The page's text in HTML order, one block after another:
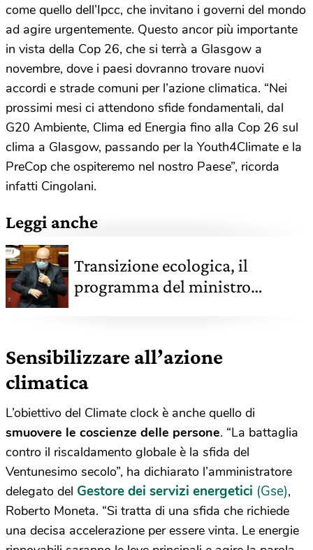
come quello dell’Ipcc, che invitano i governi del mondo
ad agire urgentemente. Questo ancor più importante
in vista della Cop 26, che si terrà a Glasgow a
novembre, dove i paesi dovranno trovare nuovi
accordi e strade comuni per l’azione climatica. “Nei
prossimi mesi ci attendono sfide fondamentali, dal
G20 Ambiente, Clima ed Energia fino alla Cop 26 sul
clima a Glasgow, passando per la Youth4Climate e la
PreCop che ospiteremo nel nostro Paese”, ricorda
infatti Cingolani.
Leggi anche
Transizione ecologica, il
programma del ministro
Sensibilizzare all’azione
climatica
L’obiettivo del Climate clock è anche quello di
smuovere le coscienze delle persone. “La battaglia
contro il riscaldamento globale è la sfida del
Ventunesimo secolo”, ha dichiarato l’amministratore
delegato del Gestore dei servizi energetici (Gse),
Roberto Moneta. “Si tratta di una sfida che richiede
una decisa accelerazione per essere vinta. Le energie